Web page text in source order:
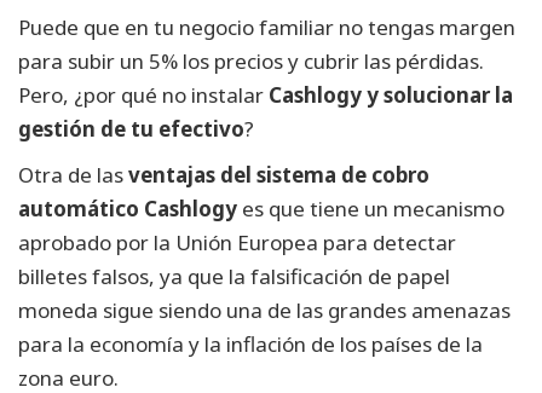
Puede que en tu negocio familiar no tengas margen
para subir un 5% los precios y cubrir las pérdidas.
Pero, ¿por qué no instalar Cashlogy y solucionar la
gestión de tu efectivo?
Otra de lasventajas del sistema de cobro
automático Cashlogy es que tiene un mecanismo
aprobado por la Unión Europea para detectar
billetes falsos, ya que la falsificación de papel
moneda sigue siendo una de las grandes amenazas
para la economía y la inflación de los países de la
zona euro.